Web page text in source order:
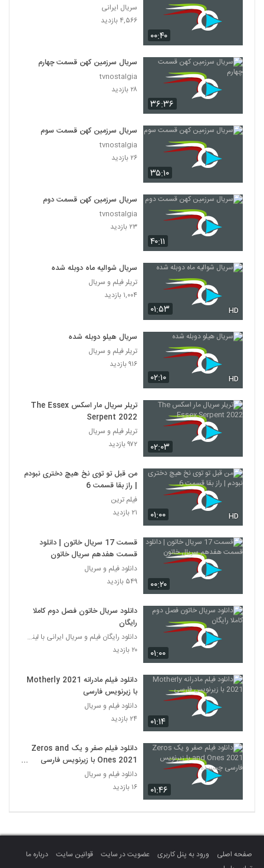
۰۰:۴۰
سریال ایرانی
۴,۵۶۶ بازدید
۳۶:۳۶
سریال سرزمین کهن قسمت چهارم
tvnostalgia
۲۸ بازدید
۳۵:۱۰
سریال سرزمین کهن قسمت سوم
tvnostalgia
۲۶ بازدید
۴۰:۱۱
سریال سرزمین کهن قسمت دوم
tvnostalgia
۲۳ بازدید
۰۱:۵۳ HD
سریال شوالیه ماه دوبله شده
تریلر فیلم و سریال
۱,۰۰۴ بازدید
۰۲:۱۰ HD
سریال هیلو دوبله شده
تریلر فیلم و سریال
۹۱۶ بازدید
۰۲:۰۳
تریلر سریال مار اسکس The Essex
Serpent 2022
تریلر فیلم و سریال
۹۷۲ بازدید
۰۱:۰۰ HD
من قبل تو توی نخ هیچ دختری نبودم
| راز بقا قسمت 6
فیلم ترین
۲۱ بازدید
۰۰:۲۰
قسمت 17 سریال خاتون | دانلود
قسمت هفدهم سریال خاتون
دانلود فیلم و سریال
۵۴۹ بازدید
۰۱:۰۰
دانلود سریال خاتون فصل دوم کاملا
رایگان
دانلود رایگان فیلم و سریال ایرانی با لینک مستقیم
۲۰ بازدید
۰۱:۱۴
دانلود فیلم مادرانه Motherly 2021
با زیرنویس فارسی
دانلود فیلم و سریال
۲۴ بازدید
۰۱:۴۶
دانلود فیلم صفر و یک Zeros and
Ones 2021 با زیرنویس فارسی
چسبیده
دانلود فیلم و سریال
۱۶ بازدید
صفحه اصلی ورود به پنل کاربری عضویت در سایت قوانین سایت
درباره ما